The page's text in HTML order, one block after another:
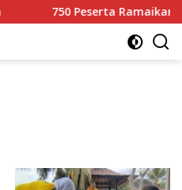
750 Peserta Ramaikan Fun